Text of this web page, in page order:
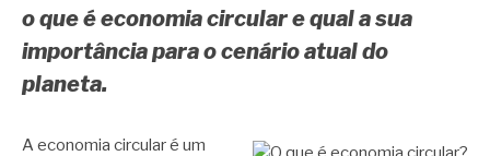
o que é economia circular e qual a sua
importância para o cenário atual do
planeta.
A economia circular é um